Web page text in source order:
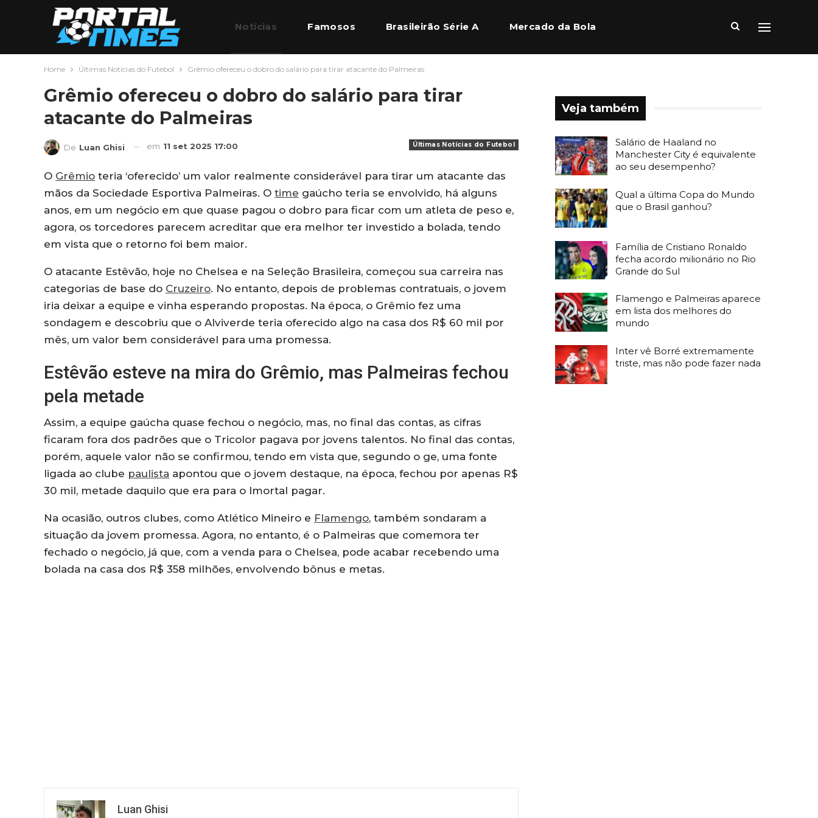
Notícias Famosos Brasileirão Série A Mercado da Bola
Home Últimas Notícias do Futebol Grêmio ofereceu o dobro do salário para tirar atacante do Palmeiras
Grêmio ofereceu o dobro do salário para tirar
atacante do Palmeiras
Últimas Notícias do Futebol
De Luan Ghisi em 11 set 2025 17:00
O Grêmio teria ‘oferecido’ um valor realmente considerável para tirar um atacante das
mãos da Sociedade Esportiva Palmeiras. O time gaúcho teria se envolvido, há alguns
anos, em um negócio em que quase pagou o dobro para ficar com um atleta de peso e,
agora, os torcedores parecem acreditar que era melhor ter investido a bolada, tendo
em vista que o retorno foi bem maior.
O atacante Estêvão, hoje no Chelsea e na Seleção Brasileira, começou sua carreira nas
categorias de base do Cruzeiro. No entanto, depois de problemas contratuais, o jovem
iria deixar a equipe e vinha esperando propostas. Na época, o Grêmio fez uma
sondagem e descobriu que o Alviverde teria oferecido algo na casa dos R$ 60 mil por
mês, um valor bem considerável para uma promessa.
Estêvão esteve na mira do Grêmio, mas Palmeiras fechou
pela metade
Assim, a equipe gaúcha quase fechou o negócio, mas, no final das contas, as cifras
ficaram fora dos padrões que o Tricolor pagava por jovens talentos. No final das contas,
porém, aquele valor não se confirmou, tendo em vista que, segundo o ge, uma fonte
ligada ao clube paulista apontou que o jovem destaque, na época, fechou por apenas R$
30 mil, metade daquilo que era para o Imortal pagar.
Na ocasião, outros clubes, como Atlético Mineiro e Flamengo, também sondaram a
situação da jovem promessa. Agora, no entanto, é o Palmeiras que comemora ter
fechado o negócio, já que, com a venda para o Chelsea, pode acabar recebendo uma
bolada na casa dos R$ 358 milhões, envolvendo bônus e metas.
Luan Ghisi
Veja também
Salário de Haaland no
Manchester City é equivalente
ao seu desempenho?
Qual a última Copa do Mundo
que o Brasil ganhou?
Família de Cristiano Ronaldo
fecha acordo milionário no Rio
Grande do Sul
Flamengo e Palmeiras aparece
em lista dos melhores do
mundo
Inter vê Borré extremamente
triste, mas não pode fazer nada